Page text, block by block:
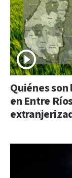
Quiénes
en Entre